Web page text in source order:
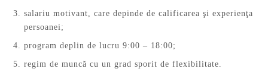
salariu motivant, care depinde de calificarea şi experienţa
persoanei;
program deplin de lucru 9:00 – 18:00;
regim de muncă cu un grad sporit de flexibilitate.